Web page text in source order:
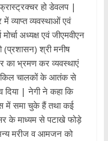
हो डेवलप |
व्याप्त व्यवस्थाओं एवं
अध्यक्ष एवं जीएमवीएन
(प्रशासन) श्री मनीष
का भ्रमण कर व्यवस्थाएं
चालकों के आतंक से
दिया | नेगी ने कहा कि
में समा चुके हैं तथा कई
के माध्यम से पटाखे फोड़े
मरीज व आमजन को